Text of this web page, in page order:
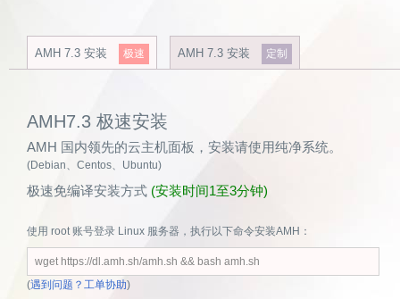
AMH 7.3 安装 极速 AMH 7.3 安装 定制
AMH7.3 极速安装
AMH 国内领先的云主机面板，安装请使用纯净系统。
(Debian、Centos、Ubuntu)
极速免编译安装方式 (安装时间1至3分钟)
使用 root 账号登录 Linux 服务器，执行以下命令安装AMH：
(遇到问题？工单协助)